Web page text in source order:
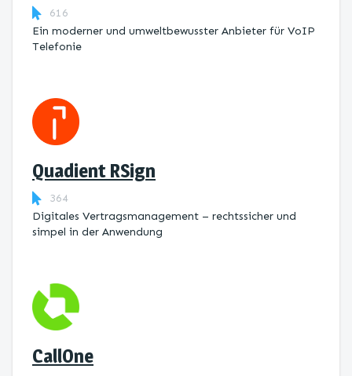
616
Ein moderner und umweltbewusster Anbieter für VoIP
Telefonie
Quadient RSign
364
Digitales Vertragsmanagement – rechtssicher und
simpel in der Anwendung
CallOne